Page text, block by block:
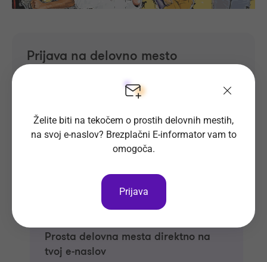
Prijava na delovno mesto
Prosta delovna mesta direktno na
tvoj e-naslov
Želite biti na tekočem o prostih delovnih mestih,
na svoj e-naslov? Brezplačni E-informator vam to
omogoča.
Prijava